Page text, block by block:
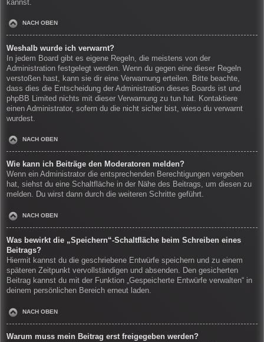
kannst.
NACH OBEN
Weshalb wurde ich verwarnt?
In jedem Board gibt es eigene Regeln, die meistens von der
Administration festgelegt werden. Wenn du gegen eine dieser Regeln
verstoßen hast, kann sie dir eine Verwarnung erteilen. Bitte beachte,
dass dies die Entscheidung der Administration dieses Boards ist und
phpBB Limited nichts mit dieser Verwarnung zu tun hat. Kontaktiere
einen Administrator, sofern du die nicht sicher bist, wieso du verwarnt
wurdest.
NACH OBEN
Wie kann ich Beiträge den Moderatoren melden?
Wenn ein Administrator die entsprechenden Berechtigungen vergeben
hat, siehst du eine Schaltfläche in der Nähe des Beitrags, um diesen zu
melden. Du wirst dann durch die weiteren Schritte geführt.
NACH OBEN
Was bewirkt die „Speichern“-Schaltfläche beim Schreiben eines
Beitrags?
Hiermit kannst du die geschriebene Entwürfe speichern und zu einem
späteren Zeitpunkt vervollständigen und absenden. Den gesicherten
Beitrag kannst du mit der Funktion „Gespeicherte Entwürfe verwalten“ in
deinem persönlichen Bereich erneut laden.
NACH OBEN
Warum muss mein Beitrag erst freigegeben werden?